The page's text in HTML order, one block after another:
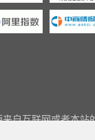
自互联网或者本站